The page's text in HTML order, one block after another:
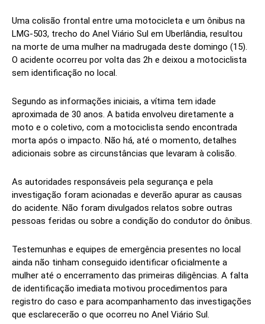
Uma colisão frontal entre uma motocicleta e um ônibus na
LMG-503, trecho do Anel Viário Sul em Uberlândia, resultou
na morte de uma mulher na madrugada deste domingo (15).
O acidente ocorreu por volta das 2h e deixou a motociclista
sem identificação no local.
Segundo as informações iniciais, a vítima tem idade
aproximada de 30 anos. A batida envolveu diretamente a
moto e o coletivo, com a motociclista sendo encontrada
morta após o impacto. Não há, até o momento, detalhes
adicionais sobre as circunstâncias que levaram à colisão.
As autoridades responsáveis pela segurança e pela
investigação foram acionadas e deverão apurar as causas
do acidente. Não foram divulgados relatos sobre outras
pessoas feridas ou sobre a condição do condutor do ônibus.
Testemunhas e equipes de emergência presentes no local
ainda não tinham conseguido identificar oficialmente a
mulher até o encerramento das primeiras diligências. A falta
de identificação imediata motivou procedimentos para
registro do caso e para acompanhamento das investigações
que esclarecerão o que ocorreu no Anel Viário Sul.